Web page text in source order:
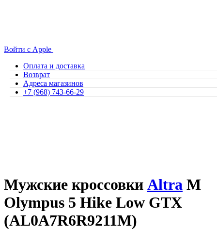
Войти с Apple
Оплата и доставка
Возврат
Адреса магазинов
+7 (968) 743-66-29
Мужские кроссовки Altra M
Olympus 5 Hike Low GTX
(AL0A7R6R9211M)